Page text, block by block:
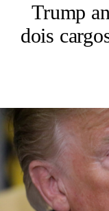
Trump
dois